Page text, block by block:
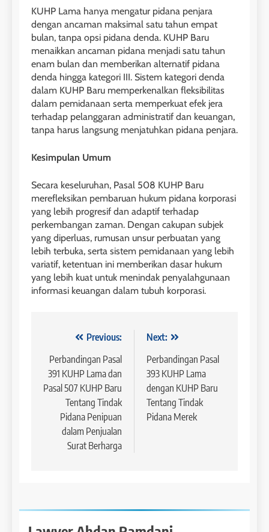
KUHP Lama hanya mengatur pidana penjara
dengan ancaman maksimal satu tahun empat
bulan, tanpa opsi pidana denda. KUHP Baru
menaikkan ancaman pidana menjadi satu tahun
enam bulan dan memberikan alternatif pidana
denda hingga kategori III. Sistem kategori denda
dalam KUHP Baru memperkenalkan fleksibilitas
dalam pemidanaan serta memperkuat efek jera
terhadap pelanggaran administratif dan keuangan,
tanpa harus langsung menjatuhkan pidana penjara.
Kesimpulan Umum
Secara keseluruhan, Pasal 508 KUHP Baru
merefleksikan pembaruan hukum pidana korporasi
yang lebih progresif dan adaptif terhadap
perkembangan zaman. Dengan cakupan subjek
yang diperluas, rumusan unsur perbuatan yang
lebih terbuka, serta sistem pemidanaan yang lebih
variatif, ketentuan ini memberikan dasar hukum
yang lebih kuat untuk menindak penyalahgunaan
informasi keuangan dalam tubuh korporasi.
Navigasi
pos
Previous:
Perbandingan Pasal
391 KUHP Lama dan
Pasal 507 KUHP Baru
Tentang Tindak
Pidana Penipuan
dalam Penjualan
Surat Berharga
Next:
Perbandingan Pasal
393 KUHP Lama
dengan KUHP Baru
Tentang Tindak
Pidana Merek